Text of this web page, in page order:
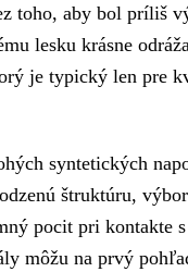
toho, aby bol príliš
lesku krásne
je typický len pre
syntetických
štruktúru,
pocit pri kontakte
môžu na prvý